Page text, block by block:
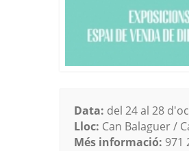
Data: del 24 al 28
Lloc: Can Balaguer /
Més informació: 971